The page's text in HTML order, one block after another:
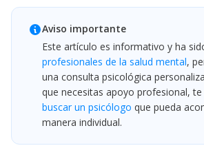
Aviso importante
Este artículo es informativo y ha
profesionales de la salud mental,
una consulta psicológica
que necesitas apoyo profesional,
buscar un psicólogo que pueda
manera individual.